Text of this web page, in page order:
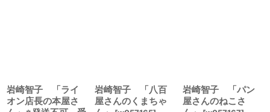
岩崎智子 「ライ
オン店長の本屋さ
岩崎智子 「八百
屋さんのくまちゃ
岩崎智子 「パン
屋さんのねこさ